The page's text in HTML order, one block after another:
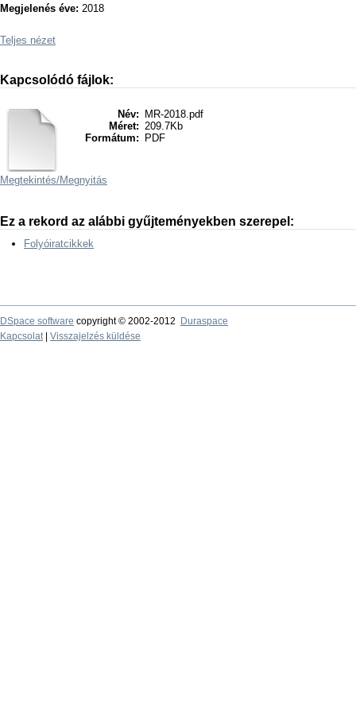
Megjelenés éve: 2018
Teljes nézet
Kapcsolódó fájlok:
Név:
MR-2018.pdf
Méret: 209.7Kb
Formátum:
PDF
Megtekintés/Megnyitás
Ez a rekord az alábbi gyűjteményekben szerepel:
Folyóiratcikkek
DSpace software copyright © 2002-2012
Duraspace
Kapcsolat| Visszajelzés küldése